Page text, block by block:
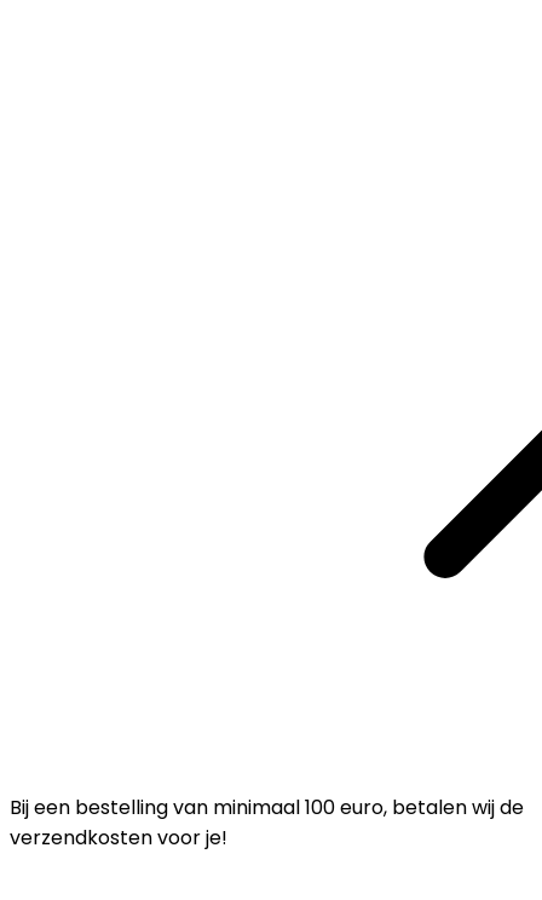
Bij een bestelling van minimaal 100 euro, betalen wij de
verzendkosten voor je!